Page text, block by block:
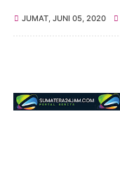
JUMAT, JUNI 05, 2020